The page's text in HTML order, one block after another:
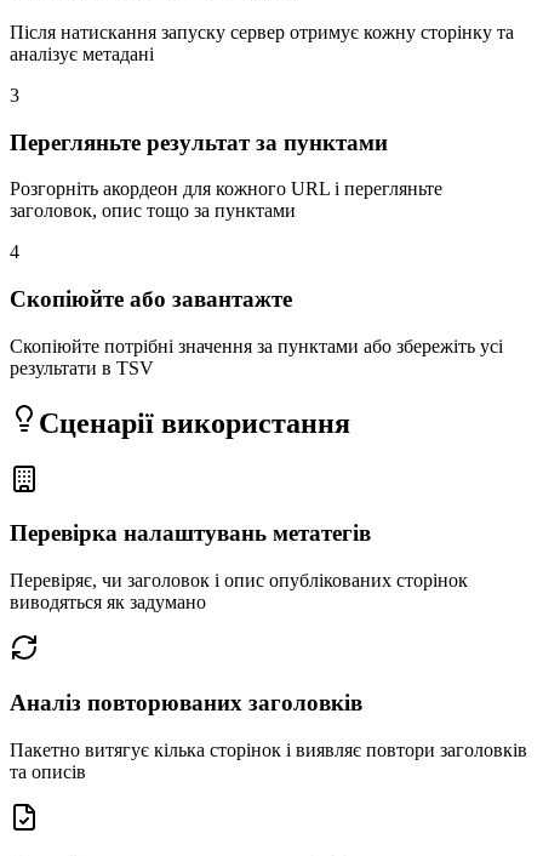
Після натискання запуску сервер отримує кожну сторінку та
аналізує метадані
3
Перегляньте результат за пунктами
Розгорніть акордеон для кожного URL і перегляньте
заголовок, опис тощо за пунктами
4
Скопіюйте або завантажте
Скопіюйте потрібні значення за пунктами або збережіть усі
результати в TSV
Сценарії використання
Перевірка налаштувань метатегів
Перевіряє, чи заголовок і опис опублікованих сторінок
виводяться як задумано
Аналіз повторюваних заголовків
Пакетно витягує кілька сторінок і виявляє повтори заголовків
та описів